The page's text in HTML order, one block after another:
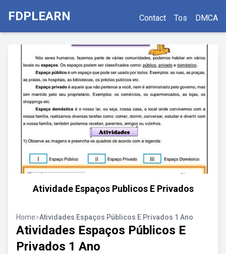
FDPLEARN Contact Tos DMCA
Atividade Espaços Publicos E Privados
Home>Atividades Espaços Públicos E Privados 1 Ano
Atividades Espaços Públicos E
Privados 1 Ano